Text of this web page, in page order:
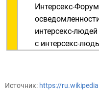
Интерсекс-Форум
интерсекс-людей
с интерсекс-
Источник: https://